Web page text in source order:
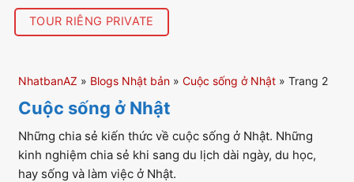
TOUR RIÊNG PRIVATE
NhatbanAZ » Blogs Nhật bản » Cuộc sống ở Nhật » Trang 2
Cuộc sống ở Nhật
Những chia sẻ kiến thức về cuộc sống ở Nhật. Những
kinh nghiệm chia sẻ khi sang du lịch dài ngày, du học,
hay sống và làm việc ở Nhật.